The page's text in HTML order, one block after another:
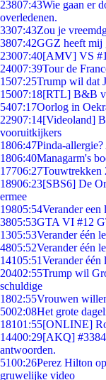
23807:43Wie gaan er
overledenen.
3307:43Zou je
3807:42GGZ heeft mij
23007:40[AMV] VS
24007:39Tour de
1507:25Trump wil dat
15007:18[RTL] B&B
5407:17Oorlog in
22907:14[Videoland]
vooruitkijkers
1806:47Pinda-
1806:40Managarm's
17706:27Touwtrekken
18906:23[SBS6] De
ermee
19805:54Verander een
3805:53GTA VI #12
1305:53Verander één
4805:52Verander één
14105:51Verander één
20402:55Trump wil
schuldige
1802:55Vrouwen
5002:08Het grote
18101:55[ONLINE]
14400:29[AKQ] #3384
antwoorden.
5100:26Perez Hilton
gruwelijke video